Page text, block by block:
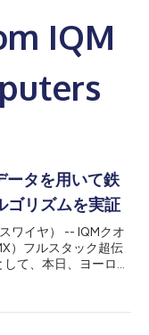
IQM
ータを用いて鉄
ゴリズムを実証
ワイヤ） -- IQMクオ
）フルスタック超伝
て、本日、ヨーロッ
両組織は、ドイツ